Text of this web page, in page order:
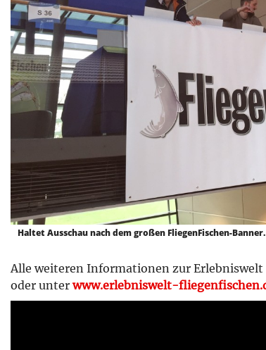
Haltet Ausschau nach dem großen FliegenFischen-
Alle weiteren Informationen zur
oder unter www.erlebniswelt-